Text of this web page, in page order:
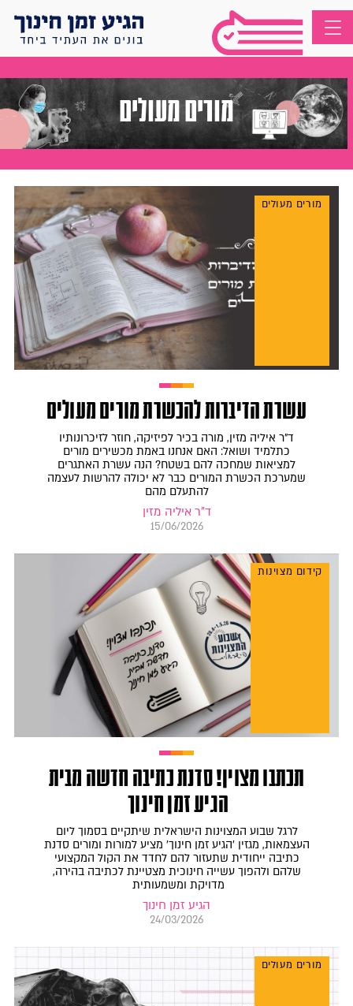
מורים מעולים
מורים מעולים
עשרת הדיברות להכשרת מורים מעולים
ד״ר איליה מזין, מורה בכיר לפיזיקה, חוזר לזיכרונותיו
כתלמיד ושואל: האם אנחנו באמת מכשירים מורים
למציאות שמחכה להם בשטח? הנה עשרת האתגרים
שמערכת הכשרת המורים כבר לא יכולה להרשות לעצמה
להתעלם מהם
ד"ר איליה מזין
15/06/2026
קידום מצוינות
תכתבו מצוין! סדנת כתיבה חדשה מבית
הגיע זמן חינוך
לרגל שבוע המצוינות הישראלית שיתקיים בסמוך ליום
העצמאות, מגזין 'הגיע זמן חינוך' מציע למורות ומורים סדנת
כתיבה ייחודית שתעזור להם לחדד את הקול המקצועי
שלהם ולהפוך עשייה חינוכית מצטיינת לכתיבה בהירה,
מדויקת ומשמעותית
הגיע זמן חינוך
24/03/2026
מורים מעולים